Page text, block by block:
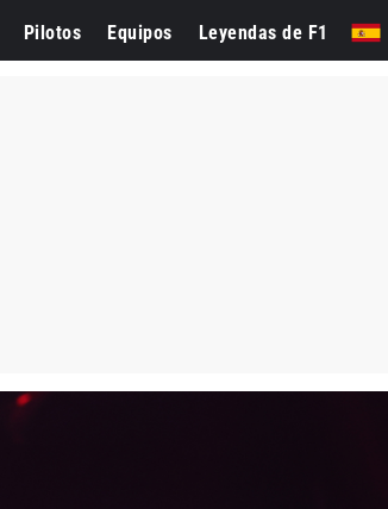
Pilotos Equipos Leyendas de F1